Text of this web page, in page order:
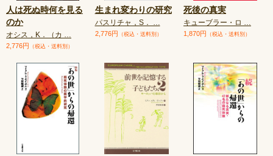
人は死ぬ時何を見る
のか
オシス，K．（カ …
2,776円 （税込・送料別）
生まれ変わりの研究
パスリチャ，S． …
2,776円 （税込・送料別）
死後の真実
キューブラー・ロ …
1,870円 （税込・送料別）